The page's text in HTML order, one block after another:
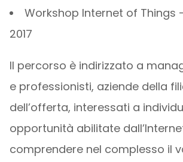
Workshop Internet of Things
2017
Il percorso è indirizzato a
e professionisti, aziende della
dell’offerta, interessati a
opportunità abilitate
comprendere nel complesso il